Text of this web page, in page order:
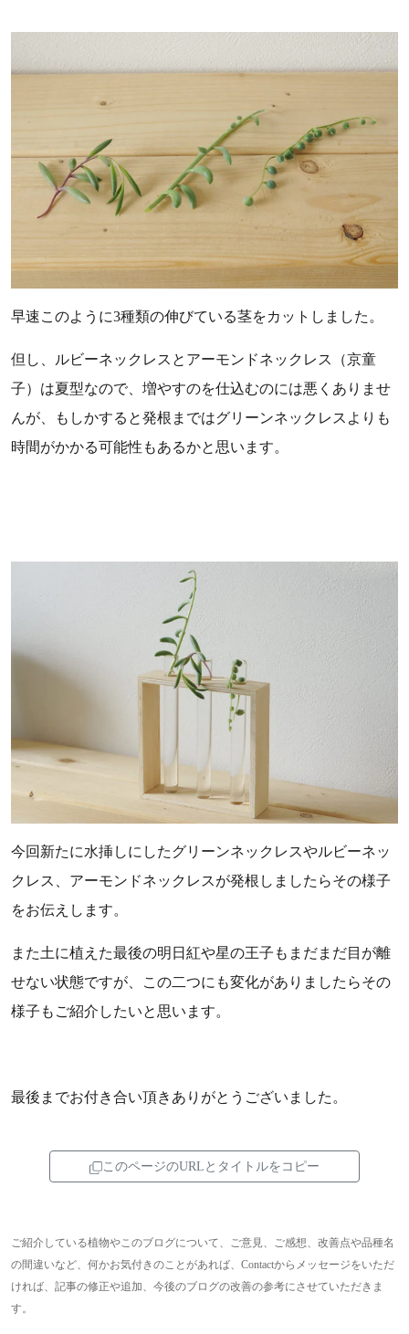
早速このように3種類の伸びている茎をカットしました。
但し、ルビーネックレスとアーモンドネックレス（京童
子）は夏型なので、増やすのを仕込むのには悪くありませ
んが、もしかすると発根まではグリーンネックレスよりも
時間がかかる可能性もあるかと思います。
今回新たに水挿しにしたグリーンネックレスやルビーネッ
クレス、アーモンドネックレスが発根しましたらその様子
をお伝えします。
また土に植えた最後の明日紅や星の王子もまだまだ目が離
せない状態ですが、この二つにも変化がありましたらその
様子もご紹介したいと思います。
最後までお付き合い頂きありがとうございました。
このページのURLとタイトルをコピー
ご紹介している植物やこのブログについて、ご意見、ご感想、改善点や品種名
の間違いなど、何かお気付きのことがあれば、Contactからメッセージをいただ
ければ、記事の修正や追加、今後のブログの改善の参考にさせていただきま
す。